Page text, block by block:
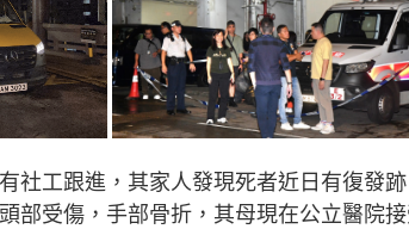
社工跟進，其家人發現死者近日有復發跡
部受傷，手部骨折，其母現在公立醫院